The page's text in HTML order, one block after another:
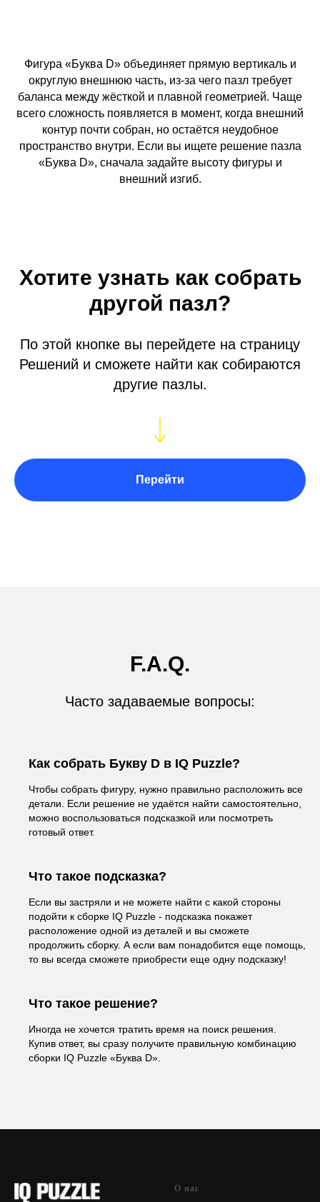
Фигура «Буква D» объединяет прямую вертикаль и
округлую внешнюю часть, из-за чего пазл требует
баланса между жёсткой и плавной геометрией. Чаще
всего сложность появляется в момент, когда внешний
контур почти собран, но остаётся неудобное
пространство внутри. Если вы ищете решение пазла
«Буква D», сначала задайте высоту фигуры и
внешний изгиб.
Хотите узнать как собрать
другой пазл?
По этой кнопке вы перейдете на страницу
Решений и сможете найти как собираются
другие пазлы.
Перейти
F.A.Q.
Часто задаваемые вопросы:
Как собрать Букву D в IQ Puzzle?
Чтобы собрать фигуру, нужно правильно расположить все
детали. Если решение не удаётся найти самостоятельно,
можно воспользоваться подсказкой или посмотреть
готовый ответ.
Что такое подсказка?
Если вы застряли и не можете найти с какой стороны
подойти к сборке IQ Puzzle - подсказка покажет
расположение одной из деталей и вы сможете
продолжить сборку. А если вам понадобится еще помощь,
то вы всегда сможете приобрести еще одну подсказку!
Что такое решение?
Иногда не хочется тратить время на поиск решения.
Купив ответ, вы сразу получите правильную комбинацию
сборки IQ Puzzle «Буква D».
О нас